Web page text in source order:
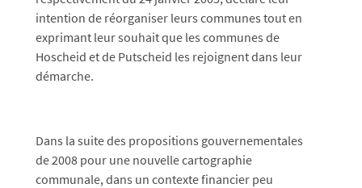
intention de réorganiser leurs communes tout en
exprimant leur souhait que les communes de
Hoscheid et de Putscheid les rejoignent dans leur
démarche.
Dans la suite des propositions gouvernementales
de 2008 pour une nouvelle cartographie
communale, dans un contexte financier peu